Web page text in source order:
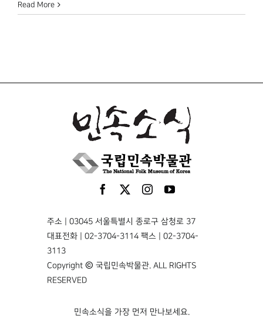
Read More
주소 | 03045 서울특별시 종로구 삼청로 37
대표전화 | 02-3704-3114 팩스 | 02-3704-
3113
Copyright © 국립민속박물관. ALL RIGHTS
RESERVED
민속소식을 가장 먼저 만나보세요.